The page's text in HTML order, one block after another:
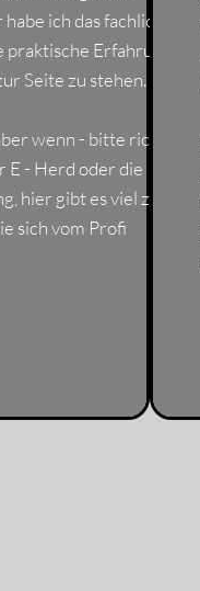
ich das fachliche
Erfahrung,
Seite zu stehen.
wenn - bitte richtig.
E - Herd oder die
hier gibt es viel zu
sich vom Profi